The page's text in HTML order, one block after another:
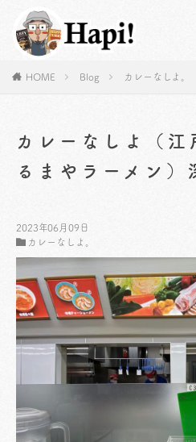
HOME Blog カレーなしよ。
カレーなしよ（
るまやラーメン）
2023年06月09日
カレーなしよ。